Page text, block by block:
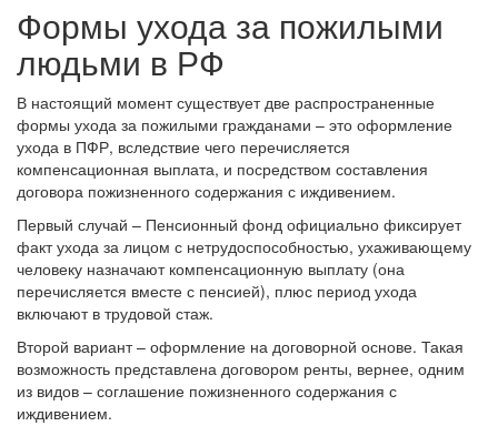
Формы ухода за пожилыми
людьми в РФ
В настоящий момент существует две распространенные
формы ухода за пожилыми гражданами – это оформление
ухода в ПФР, вследствие чего перечисляется
компенсационная выплата, и посредством составления
договора пожизненного содержания с иждивением.
Первый случай – Пенсионный фонд официально фиксирует
факт ухода за лицом с нетрудоспособностью, ухаживающему
человеку назначают компенсационную выплату (она
перечисляется вместе с пенсией), плюс период ухода
включают в трудовой стаж.
Второй вариант – оформление на договорной основе. Такая
возможность представлена договором ренты, вернее, одним
из видов – соглашение пожизненного содержания с
иждивением.